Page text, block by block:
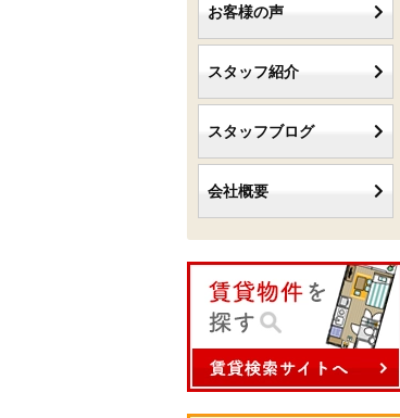
お客様の声
スタッフ紹介
スタッフブログ
会社概要